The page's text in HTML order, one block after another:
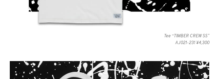
Tee “TIMBER CREW SS”
AJ021-231 ¥4,300